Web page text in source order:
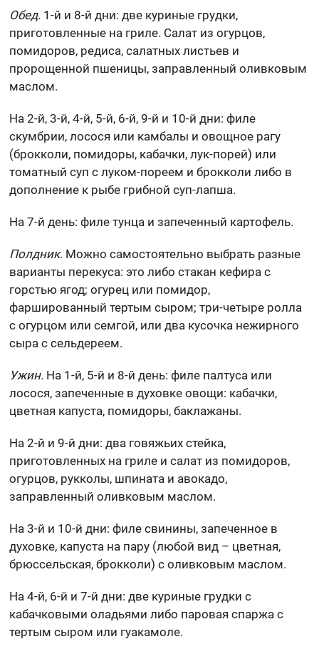
Обед. 1-й и 8-й дни: две куриные грудки,
приготовленные на гриле. Салат из огурцов,
помидоров, редиса, салатных листьев и
пророщенной пшеницы, заправленный оливковым
маслом.
На 2-й, 3-й, 4-й, 5-й, 6-й, 9-й и 10-й дни: филе
скумбрии, лосося или камбалы и овощное рагу
(брокколи, помидоры, кабачки, лук-порей) или
томатный суп с луком-пореем и брокколи либо в
дополнение к рыбе грибной суп-лапша.
На 7-й день: филе тунца и запеченный картофель.
Полдник. Можно самостоятельно выбрать разные
варианты перекуса: это либо стакан кефира с
горстью ягод; огурец или помидор,
фаршированный тертым сыром; три-четыре ролла
с огурцом или семгой, или два кусочка нежирного
сыра с сельдереем.
Ужин. На 1-й, 5-й и 8-й день: филе палтуса или
лосося, запеченные в духовке овощи: кабачки,
цветная капуста, помидоры, баклажаны.
На 2-й и 9-й дни: два говяжьих стейка,
приготовленных на гриле и салат из помидоров,
огурцов, рукколы, шпината и авокадо,
заправленный оливковым маслом.
На 3-й и 10-й дни: филе свинины, запеченное в
духовке, капуста на пару (любой вид – цветная,
брюссельская, брокколи) с оливковым маслом.
На 4-й, 6-й и 7-й дни: две куриные грудки с
кабачковыми оладьями либо паровая спаржа с
тертым сыром или гуакамоле.